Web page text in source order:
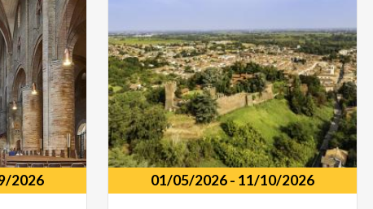
2026 01/05/2026- 11/10/2026